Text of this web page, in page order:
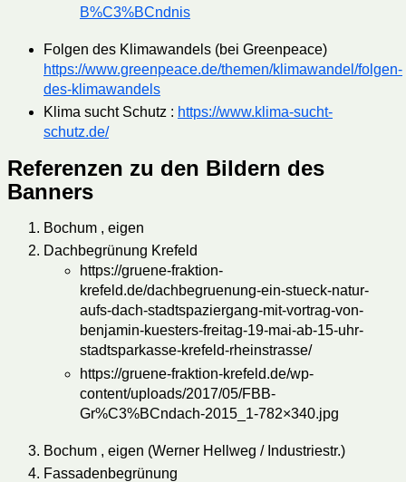
B%C3%BCndnis
Folgen des Klimawandels (bei Greenpeace)
https://www.greenpeace.de/themen/klimawandel/folgen-
des-klimawandels
Klima sucht Schutz : https://www.klima-sucht-
schutz.de/
Referenzen zu den Bildern des
Banners
Bochum , eigen
Dachbegrünung Krefeld
https://gruene-fraktion-
krefeld.de/dachbegruenung-ein-stueck-natur-
aufs-dach-stadtspaziergang-mit-vortrag-von-
benjamin-kuesters-freitag-19-mai-ab-15-uhr-
stadtsparkasse-krefeld-rheinstrasse/
https://gruene-fraktion-krefeld.de/wp-
content/uploads/2017/05/FBB-
Gr%C3%BCndach-2015_1-782×340.jpg
Bochum , eigen (Werner Hellweg / Industriestr.)
Fassadenbegrünung